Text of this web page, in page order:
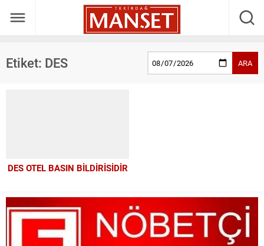
Etiket: DES ARA
DES OTEL BASIN BİLDİRİSİDİR